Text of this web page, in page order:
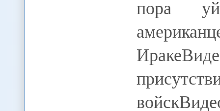
пора